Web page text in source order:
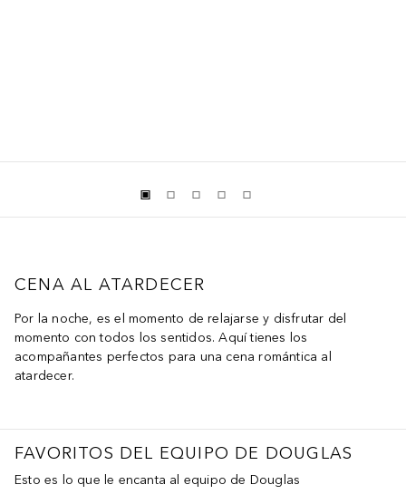
CENA AL ATARDECER
Por la noche, es el momento de relajarse y disfrutar del
momento con todos los sentidos. Aquí tienes los
acompañantes perfectos para una cena romántica al
atardecer.
FAVORITOS DEL EQUIPO DE DOUGLAS
Esto es lo que le encanta al equipo de Douglas